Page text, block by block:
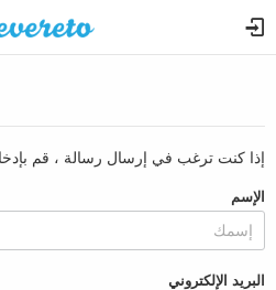
إذا كنت ترغب في إرسال رسالة ، قم بإدخال
الإسم
البريد الإلكتروني